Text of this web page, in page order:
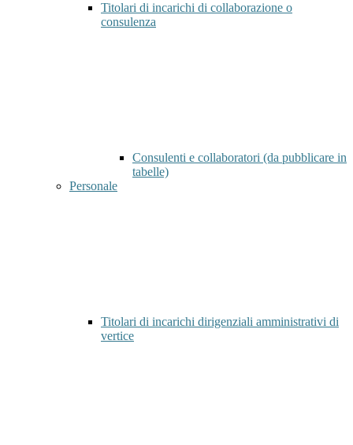
Titolari di incarichi di collaborazione o
consulenza
Consulenti e collaboratori (da pubblicare in
tabelle)
Personale
Titolari di incarichi dirigenziali amministrativi di
vertice